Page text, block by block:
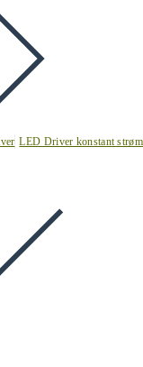
LED Driver konstant strøm